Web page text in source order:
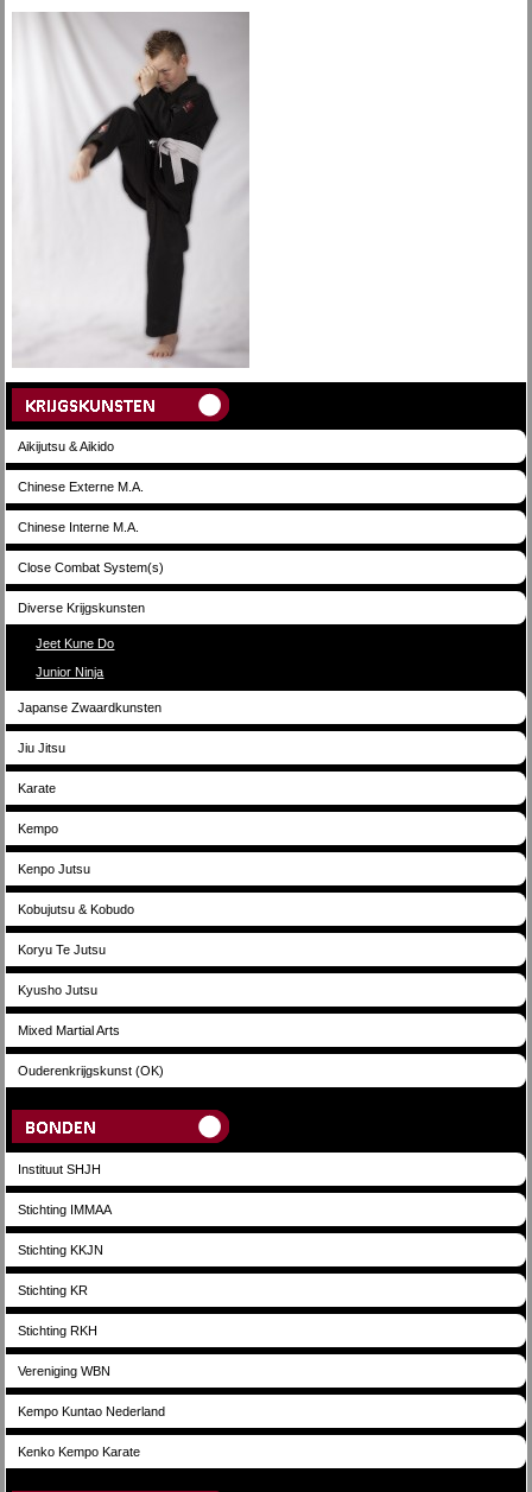
Aikijutsu & Aikido
Chinese Externe M.A.
Chinese Interne M.A.
Close Combat System(s)
Diverse Krijgskunsten
Jeet Kune Do
Junior Ninja
Japanse Zwaardkunsten
Jiu Jitsu
Karate
Kempo
Kenpo Jutsu
Kobujutsu & Kobudo
Koryu Te Jutsu
Kyusho Jutsu
Mixed Martial Arts
Ouderenkrijgskunst (OK)
Instituut SHJH
Stichting IMMAA
Stichting KKJN
Stichting KR
Stichting RKH
Vereniging WBN
Kempo Kuntao Nederland
Kenko Kempo Karate